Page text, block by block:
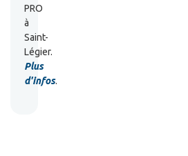
PRO
à
Saint-
Légier.
Plus
d'infos.